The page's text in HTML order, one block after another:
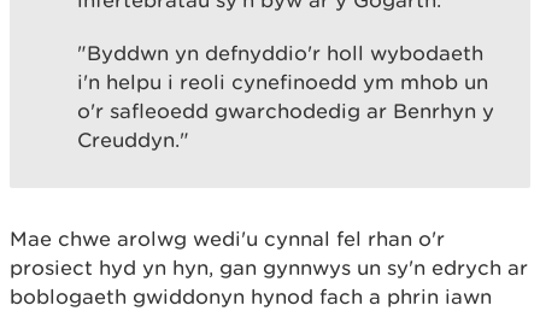
"Byddwn yn defnyddio'r holl wybodaeth
i'n helpu i reoli cynefinoedd ym mhob un
o'r safleoedd gwarchodedig ar Benrhyn y
Creuddyn."
Mae chwe arolwg wedi'u cynnal fel rhan o'r
prosiect hyd yn hyn, gan gynnwys un sy'n edrych ar
boblogaeth gwiddonyn hynod fach a phrin iawn